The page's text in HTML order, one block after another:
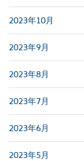
2023年10月
2023年9月
2023年8月
2023年7月
2023年6月
2023年5月